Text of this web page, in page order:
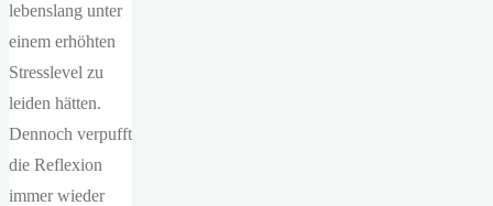
lebenslang unter
einem erhöhten
Stresslevel zu
leiden hätten.
Dennoch verpufft
die Reflexion
immer wieder